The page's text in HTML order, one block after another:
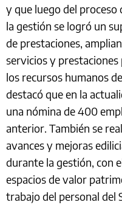
y que luego del proceso
la gestión se logró un
de prestaciones,
servicios y prestaciones
los recursos humanos
destacó que en la
una nómina de 400
anterior. También se
avances y mejoras
durante la gestión, con
espacios de valor
trabajo del personal del